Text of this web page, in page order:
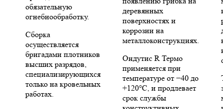
обязательную
огнебиообработку.
Сборка
осуществляется
бригадами плотников
высших разрядов,
специализирующихся
только на кровельных
работах.
деревянных
поверхностях и
коррозии на
металлоконструкциях.
Ондутис R Термо
применяется при
температуре от −40 до
+120°C, и продлевает
срок службы